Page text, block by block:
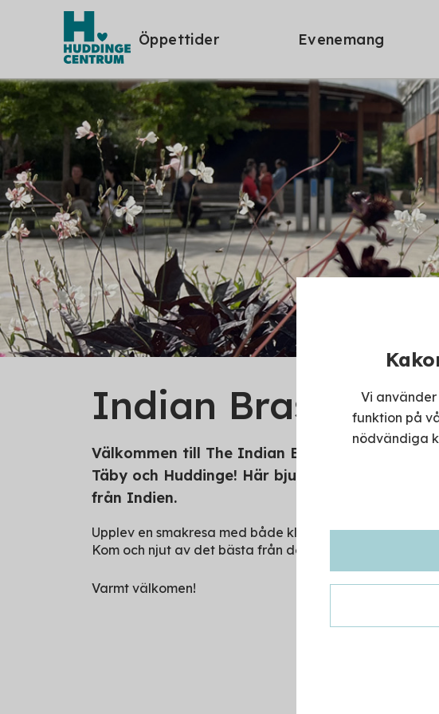
Vi
funktion på
nödvändiga
Öppettider Evenemang
Indian Brasserie
Välkommen till The Indian Brasserie – med
Täby och Huddinge! Här bjuder vi på färska
från Indien.
Upplev en smakresa med både klassiska favoriter och
Kom och njut av det bästa från det indiska köket hos oss.
Varmt välkomen!